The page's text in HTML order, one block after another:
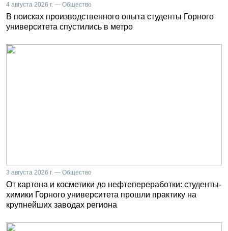
4 августа 2026 г. — Общество
В поисках производственного опыта студенты Горного
университета спустились в метро
3 августа 2026 г. — Общество
От картона и косметики до нефтепереработки: студенты-
химики Горного университета прошли практику на
крупнейших заводах региона